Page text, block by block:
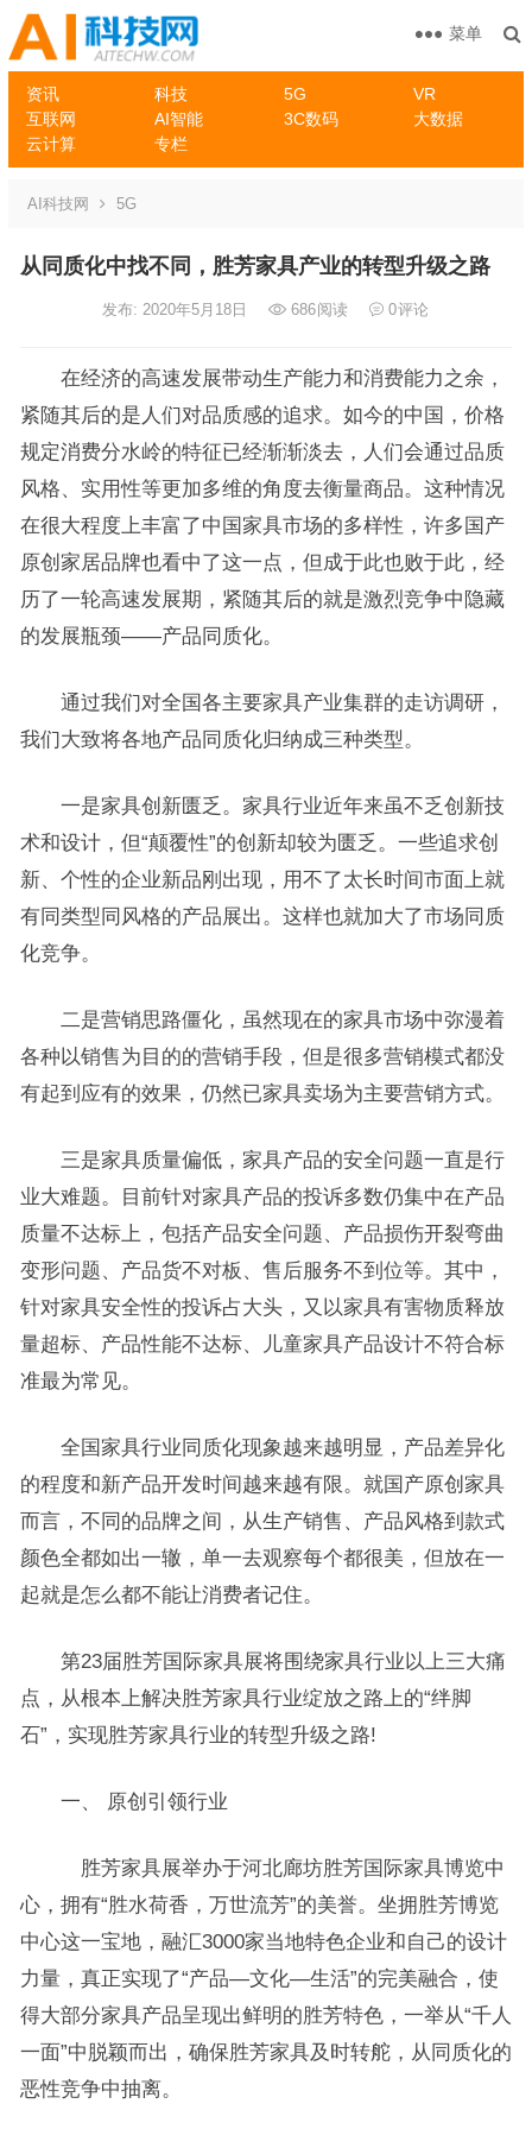
资讯 科技 5G
VR
互联网
AI智能 3C数码
大数据
云计算
专栏
菜单
AI科技网 5G
从同质化中找不同，胜芳家具产业的转型升级之路
发布: 2020年5月18日 686阅读 0评论
在经济的高速发展带动生产能力和消费能力之余，
紧随其后的是人们对品质感的追求。如今的中国，价格
规定消费分水岭的特征已经渐渐淡去，人们会通过品质
风格、实用性等更加多维的角度去衡量商品。这种情况
在很大程度上丰富了中国家具市场的多样性，许多国产
原创家居品牌也看中了这一点，但成于此也败于此，经
历了一轮高速发展期，紧随其后的就是激烈竞争中隐藏
的发展瓶颈——产品同质化。
通过我们对全国各主要家具产业集群的走访调研，
我们大致将各地产品同质化归纳成三种类型。
一是家具创新匮乏。家具行业近年来虽不乏创新技
术和设计，但“颠覆性”的创新却较为匮乏。一些追求创
新、个性的企业新品刚出现，用不了太长时间市面上就
有同类型同风格的产品展出。这样也就加大了市场同质
化竞争。
二是营销思路僵化，虽然现在的家具市场中弥漫着
各种以销售为目的的营销手段，但是很多营销模式都没
有起到应有的效果，仍然已家具卖场为主要营销方式。
三是家具质量偏低，家具产品的安全问题一直是行
业大难题。目前针对家具产品的投诉多数仍集中在产品
质量不达标上，包括产品安全问题、产品损伤开裂弯曲
变形问题、产品货不对板、售后服务不到位等。其中，
针对家具安全性的投诉占大头，又以家具有害物质释放
量超标、产品性能不达标、儿童家具产品设计不符合标
准最为常见。
全国家具行业同质化现象越来越明显，产品差异化
的程度和新产品开发时间越来越有限。就国产原创家具
而言，不同的品牌之间，从生产销售、产品风格到款式
颜色全都如出一辙，单一去观察每个都很美，但放在一
起就是怎么都不能让消费者记住。
第23届胜芳国际家具展将围绕家具行业以上三大痛
点，从根本上解决胜芳家具行业绽放之路上的“绊脚
石”，实现胜芳家具行业的转型升级之路!
一、 原创引领行业
胜芳家具展举办于河北廊坊胜芳国际家具博览中
心，拥有“胜水荷香，万世流芳”的美誉。坐拥胜芳博览
中心这一宝地，融汇3000家当地特色企业和自己的设计
力量，真正实现了“产品—文化—生活”的完美融合，使
得大部分家具产品呈现出鲜明的胜芳特色，一举从“千人
一面”中脱颖而出，确保胜芳家具及时转舵，从同质化的
恶性竞争中抽离。